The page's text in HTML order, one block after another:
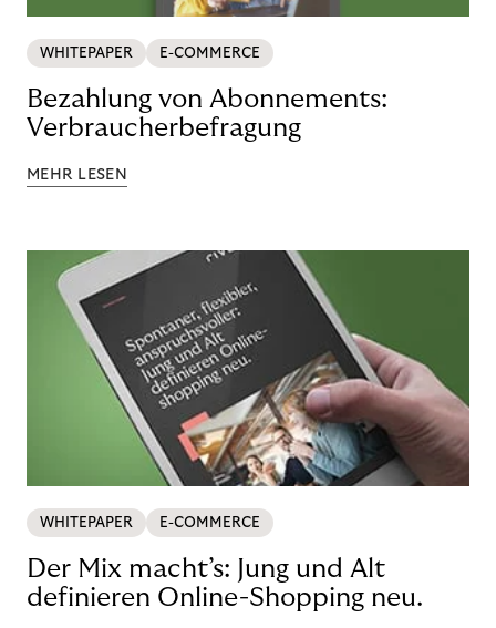
WHITEPAPER E-COMMERCE
Bezahlung von Abonnements:
Verbraucherbefragung
MEHR LESEN
WHITEPAPER E-COMMERCE
Der Mix macht’s: Jung und Alt
definieren Online-Shopping neu.